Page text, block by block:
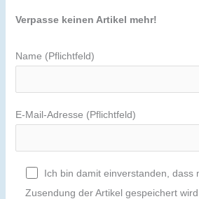
Verpasse keinen Artikel mehr!
Name (Pflichtfeld)
E-Mail-Adresse (Pflichtfeld)
Ich bin damit einverstanden, dass
Zusendung der Artikel gespeichert wird.